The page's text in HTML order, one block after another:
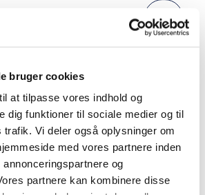
bruger cookies
at tilpasse vores indhold og
dig funktioner til sociale medier og til
Vi deler også oplysninger om
med vores partnere inden
og
partnere kan kombinere disse